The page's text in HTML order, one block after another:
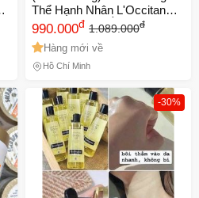
Thể Hạnh Nhân L'Occitan
100ml Dưỡng Ẩm Da, Khôi
Phục Sức Sống, Phù Hợp
Mọi Dạng Da, Mùi Hương
Nhẹ Nhàng Cao Cấp
990.000đ 1.089.000đ
Hàng mới về
Hồ Chí Minh
-30%